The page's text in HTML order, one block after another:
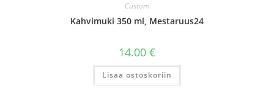
Custom
Kahvimuki 350 ml, Mestaruus24
14.00 €
Lisää ostoskoriin